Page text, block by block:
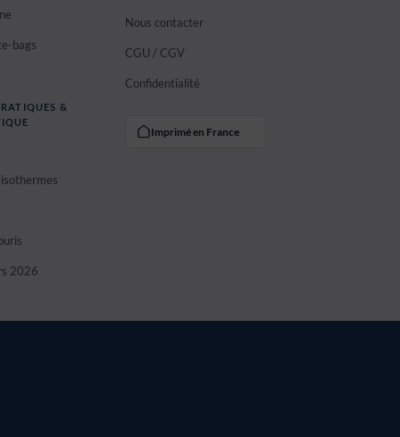
bags
&
2026
Nous contacter
CGU / CGV
Confidentialité
Imprimé en France